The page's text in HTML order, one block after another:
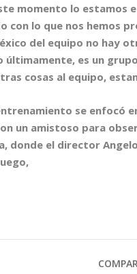
momento lo estamos
con lo que nos hemos
del equipo no hay
últimamente, es un
cosas al equipo,
se enfocó
un amistoso para
donde el director